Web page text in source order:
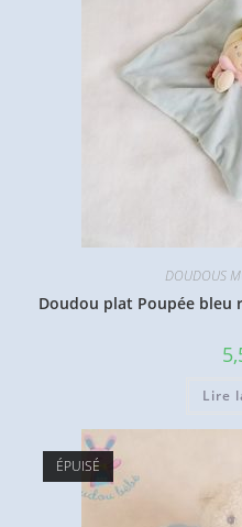
DOUDOUS
Doudou plat Poupée bleu
Lire
ÉPUISÉ